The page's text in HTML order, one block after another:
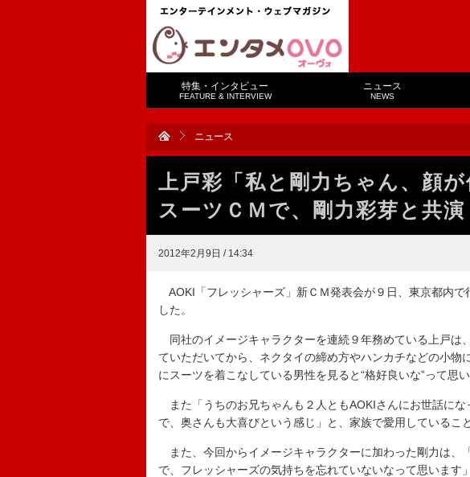
特集・インタビュー
FEATURE & INTERVIEW
ニュース
NEWS
ニュース
上戸彩「私と剛力ちゃん、顔
スーツＣＭで、剛力彩芽と共演
2012年2月9日 / 14:34
AOKI「フレッシャーズ」新ＣＭ発表会が９日、東京都内
した。
同社のイメージキャラクターを連続９年務めている上戸は
ていただいてから、ネクタイの締め方やハンカチなどの小物
にスーツを着こなしている男性を見ると“格好良いな”って思
また「うちのお兄ちゃんも２人ともAOKIさんにお世話に
で、奥さんも大喜びという感じ」と、家族で愛用しているこ
また、今回からイメージキャラクターに加わった剛力は、
で、フレッシャーズの気持ちを忘れていないなって思います